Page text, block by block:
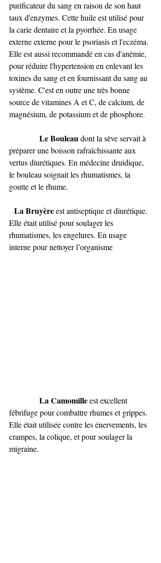
purificateur du sang en raison de son haut
taux d'enzymes. Cette huile est utilisé pour
la carie dentaire et la pyorrhée. En usage
externe externe pour le psoriasis et l'eczéma.
Elle est aussi recommandé en cas d'anémie,
pour réduire l'hypertension en enlevant les
toxines du sang et en fournissant du sang au
système. C'est en outre une très bonne
source de vitamines A et C, de calcium, de
magnésium, de potassium et de phosphore.
Le Bouleau dont la sève servait à
préparer une boisson rafraîchissante aux
vertus diurétiques. En médecine druidique,
le bouleau soignait les rhumatismes, la
goutte et le rhume.
La Bruyère est antiseptique et diurétique.
Elle était utilisé pour soulager les
rhumatismes, les engelures. En usage
interne pour nettoyer l’organisme
La Camomille est excellent
fébrifuge pour combattre rhumes et grippes.
Elle était utilisée contre les énervements, les
crampes, la colique, et pour soulager la
migraine.